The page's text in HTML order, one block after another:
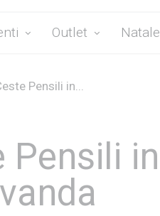
Outlet Natale
Pensili in...
Pensili in